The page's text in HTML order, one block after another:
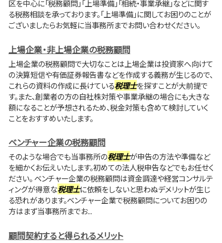
区を中心に「税務顧問」「上場準備」「相続・事業承継」などに関す
る税務相談を承っております。「上場準備」に関してお困りのことが
ございましたらお気軽に当事務所までお問い合わせください。
上場企業・非上場企業の税務顧問
上場企業の税務顧問で大切なことは上場企業は投資家へ向けて
の決算短信や有価証券報告書などを作成する義務が生じるので、
これらの資料の作成に長けている税理士を探すことが大前提で
す。また、創業者の方の自社株対策や事業承継の場合にも大きな
額になることが予想されるため、税金対策も含めて検討していく
ことをおすすめいたします。
ベンチャー企業の税務顧問
そのような場合でも当事務所の税理士が申告の方法や準備など
を細かくお伝えいたします。初めての法人税申告などでもお任せく
ださい。 ベンチャー企業の税務顧問は資金調達や経営コンサルテ
ィングが得意な税理士に依頼をしないと思わぬデメリットが生じ
る恐れがあります。ベンチャー企業で税務顧問についてお困りの
方はまず当事務所までお...
顧問契約すると得られるメリット